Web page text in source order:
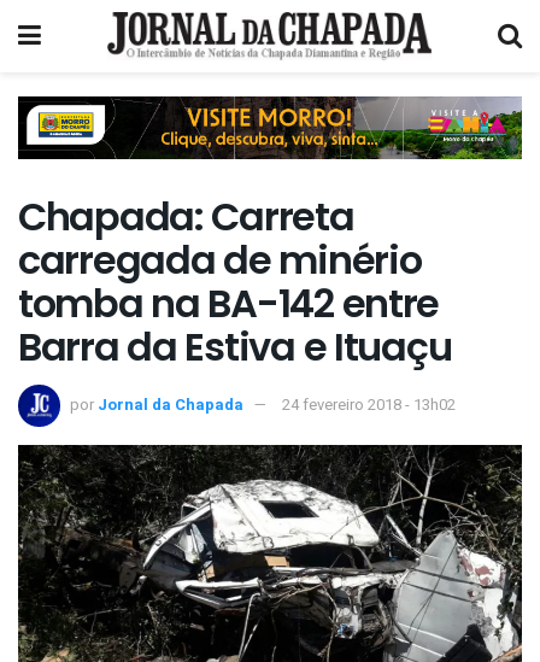
Chapada: Carreta
carregada de minério
tomba na BA-142 entre
Barra da Estiva e Ituaçu
por Jornal da Chapada 24 fevereiro 2018 - 13h02